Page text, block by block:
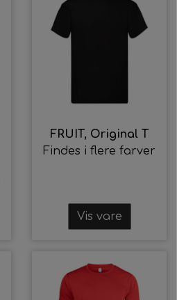
FRUIT, Original T
Findes i flere farver
Vis vare